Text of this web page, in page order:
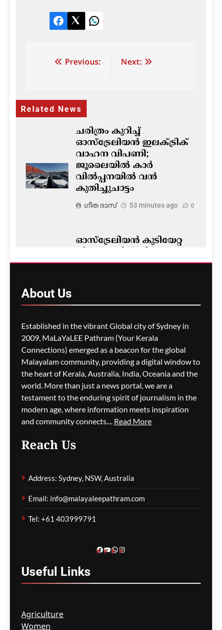
Facebook
TwitterLinkedIn
Post Previous: Next:
Related News
ചരിത്രം കുറിച്ച്
ഓസ്‌ട്രേലിയൻ ഇലക്ട്രിക്
വാഹന വിപണി;
ജൂലൈയിൽ കാർ
വിൽപ്പനയിൽ വൻ
കുതിച്ചുചാട്ടം
ഗീത ദാസ്‌ 53 minutes ago 0
ഓസ്‌ട്രേലിയൻ കുടിയേറ്റ
മാറ്റം- ഡയറക്ഷൻ 119′
ഗീത ദാസ്‌ 58 minutes ago
പോർട്ട് അഡലെയ്ഡിൽ
സൾഫർ തീപിടിത്തം;
വിഷപുക പടരുന്നു,
അടിയന്തര ഒഴിപ്പിക്കൽ
നിർദേശം
ഗീത ദാസ്‌ 1 hour ago 0
പ്രശ്നങ്ങൾ
മറച്ചുവെക്കപ്പെടുന്നുവെന്ന്
വിദഗ്ദ്ധർ
ഗീത ദാസ്‌
About Us
Established in the vibrant Global city of Sydney in
2009, MaLaYaLEE Pathram (Your Kerala
Connections) emerged as a beacon for the global
Malayalam community, providing a digital window to
the heart of Kerala, Australia, India, Oceania and the
world. More than just a news portal, we are a
testament to the enduring spirit of journalism in the
modern age, where information meets inspiration
and community connects.... Read More
Reach Us
Address: Sydney, NSW, Australia
Email: info@malayaleepathram.com
Tel: +61 403999791
Facebook
YouTube
WhatsApp
Instagram
Useful Links
Agriculture
Women